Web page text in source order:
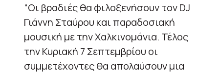
“Οι βραδιές θα φιλοξενήσουν τον DJ
Γιάννη Σταύρου και παραδοσιακή
μουσική με την Χαλκινομάνια. Τέλος
την Κυριακή 7 Σεπτεμβρίου οι
συμμετέχοντες θα απολαύσουν μια